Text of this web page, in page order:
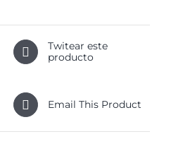
Twitear este
producto
Email This Product